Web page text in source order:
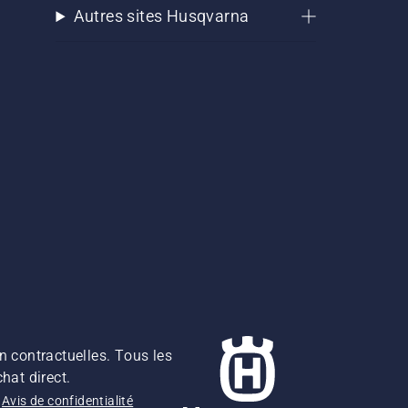
Autres sites Husqvarna
contractuelles. Tous les
direct.
Avis de confidentialité